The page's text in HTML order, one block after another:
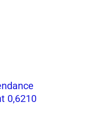
0,6210